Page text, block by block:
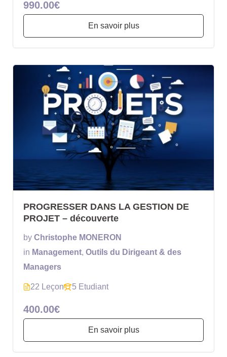
990.00€
En savoir plus
PROGRESSER DANS LA GESTION DE
PROJET – découverte
by Christophe MONERON
in Management, Outils du Dirigeant & des
Managers
22 Leçon 5 Etudiant
400.00€
En savoir plus